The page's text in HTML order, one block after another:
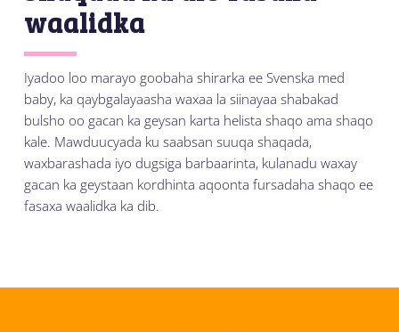
waalidka
Iyadoo loo marayo goobaha shirarka ee Svenska med
baby, ka qaybgalayaasha waxaa la siinayaa shabakad
bulsho oo gacan ka geysan karta helista shaqo ama shaqo
kale. Mawduucyada ku saabsan suuqa shaqada,
waxbarashada iyo dugsiga barbaarinta, kulanadu waxay
gacan ka geystaan kordhinta aqoonta fursadaha shaqo ee
fasaxa waalidka ka dib.